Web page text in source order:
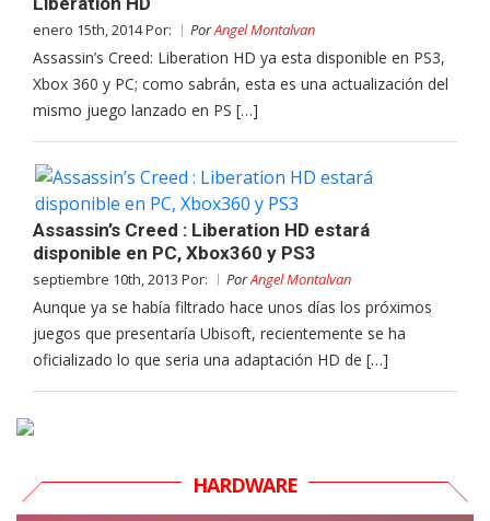
enero 15th, 2014 Por: PorAngel Montalvan
Assassin’s Creed: Liberation HD ya esta disponible en PS3,
Xbox 360 y PC; como sabrán, esta es una actualización del
mismo juego lanzado en PS […]
Assassin’s Creed : Liberation HD estará
disponible en PC, Xbox360 y PS3
septiembre 10th, 2013 Por: PorAngel Montalvan
Aunque ya se había filtrado hace unos días los próximos
juegos que presentaría Ubisoft, recientemente se ha
oficializado lo que seria una adaptación HD de […]
HARDWARE